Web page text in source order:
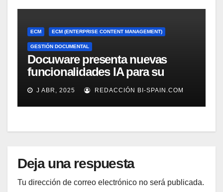
ECM ECM (ENTERPRISE CONTENT MANAGEMENT)
GESTIÓN DOCUMENTAL
Docuware presenta nuevas
funcionalidades IA para su
gestión documental
J ABR, 2025 REDACCIÓN BI-SPAIN.COM
Deja una respuesta
Tu dirección de correo electrónico no será publicada.